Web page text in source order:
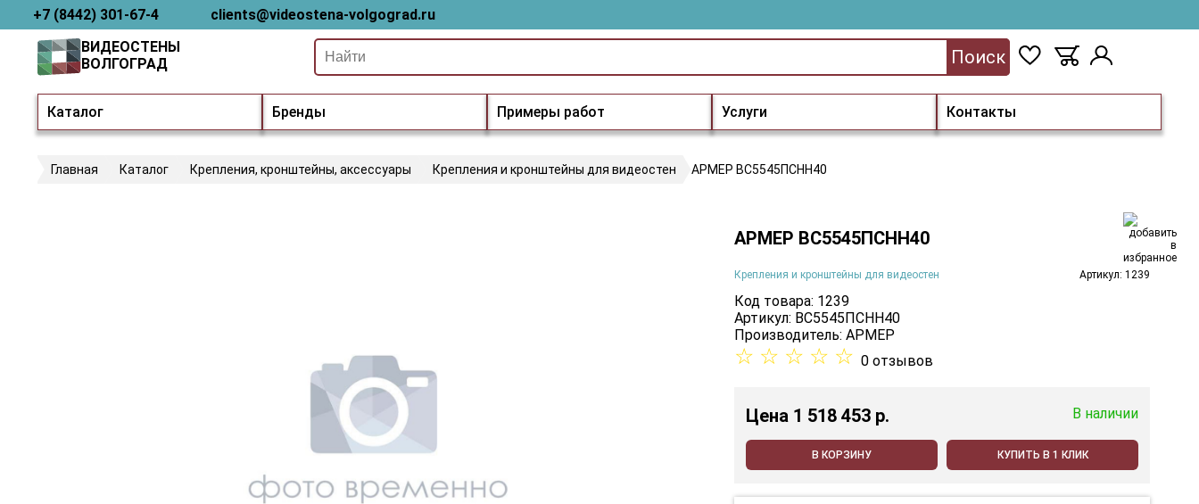
+7 (8442) 301-67-4 clients@videostena-volgograd.ru
Каталог Бренды Примеры работ Услуги Контакты
ВИДЕОСТЕНЫ
ВОЛГОГРАД
Поиск
Главная Каталог Крепления, кронштейны, аксессуары Крепления и кронштейны для видеостен АРМЕР ВС5545ПСНН40
АРМЕР ВС5545ПСНН40
Крепления и кронштейны для видеостен Артикул: 1239
Код товара: 1239
Артикул: ВС5545ПСНН40
Производитель:АРМЕР
☆ ☆ ☆ ☆ ☆ 0 отзывов
Цена 1 518 453 p. В наличии
В КОРЗИНУ КУПИТЬ В 1 КЛИК